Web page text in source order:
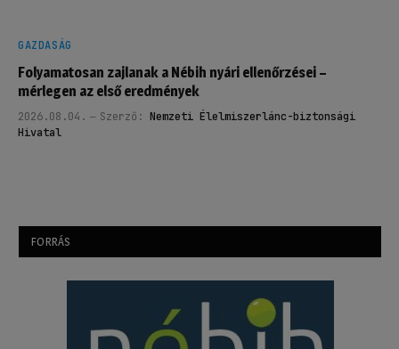
GAZDASÁG
Folyamatosan zajlanak a Nébih nyári ellenőrzései –
mérlegen az első eredmények
2026.08.04. Szerző: Nemzeti Élelmiszerlánc-biztonsági
Hivatal
FORRÁS